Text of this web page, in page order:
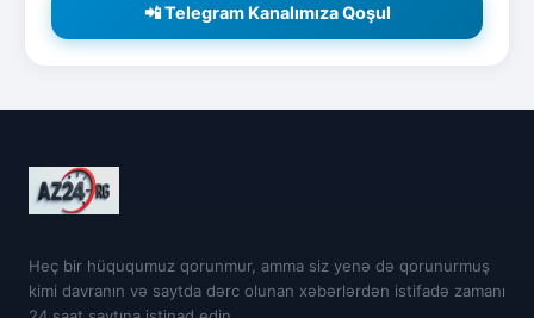
📲 Telegram Kanalımıza Qoşul
Heç bir hüququmuz qorunmur, amma siz yenə də qorunurmuş
kimi davranın və saytda dərc olunan xəbərlərdən istifadə zamanı